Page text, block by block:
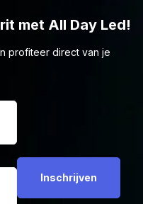
met All Day Led!
profiteer direct van je